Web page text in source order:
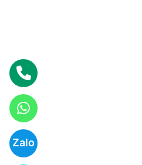
Zalo